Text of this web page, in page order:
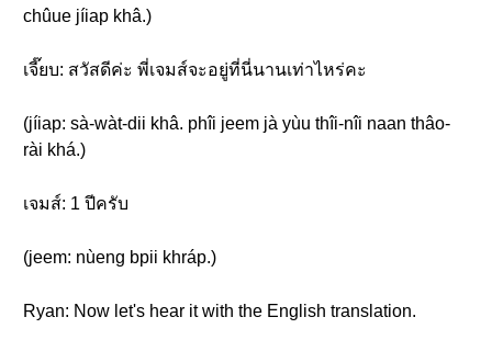
chûue jíiap khâ.)
เจี๊ยบ: สวัสดีค่ะ พี่เจมส์จะอยู่ที่นี่นานเท่าไหร่คะ
(jíiap: sà-wàt-dii khâ. phîi jeem jà yùu thîi-nîi naan thâo-
rài khá.)
เจมส์: 1 ปีครับ
(jeem: nùeng bpii khráp.)
Ryan: Now let's hear it with the English translation.